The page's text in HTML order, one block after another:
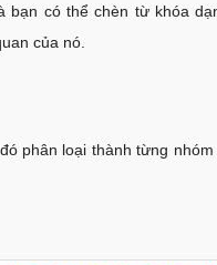
bạn có thể chèn từ khóa
của nó.
phân loại thành từng